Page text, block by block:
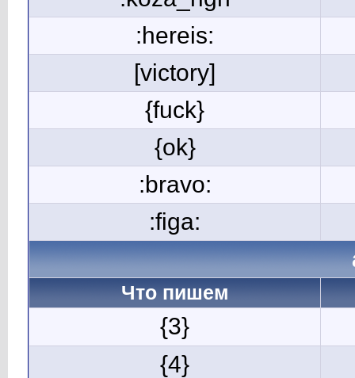
:hereis:
[victory]
{fuck}
{ok}
:bravo:
:figa:
Что пишем
{3}
{4}